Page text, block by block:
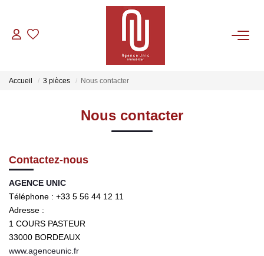
VENTES
GESTION
Accueil 3 pièces Nous contacter
Nous contacter
Contactez-nous
AGENCE UNIC
Téléphone : +33 5 56 44 12 11
Adresse :
1 COURS PASTEUR
33000 BORDEAUX
www.agenceunic.fr